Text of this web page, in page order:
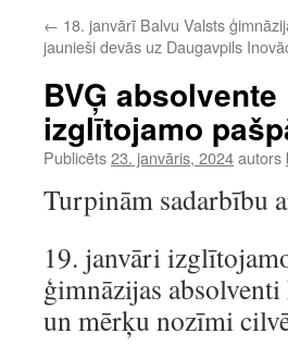
← 18. janvārī Balvu Valsts
jaunieši devās uz Daugavpils
BVĢ
izglītojamo
Publicēts23. janvāris, 2024autors
Turpinām sadarbību
19. janvāri
ģimnāzijas
un mērķu nozīmi